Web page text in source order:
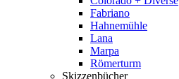
Fabriano
Hahnemühle
Lana
Marpa
Römerturm
Skizzenbücher